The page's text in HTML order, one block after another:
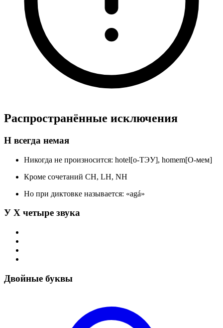
Распространённые исключения
H всегда немая
Никогда не произносится: hotel[o-ТЭУ], homem[О-мем]
Кроме сочетаний CH, LH, NH
Но при диктовке называется: «agá»
У X четыре звука
Двойные буквы